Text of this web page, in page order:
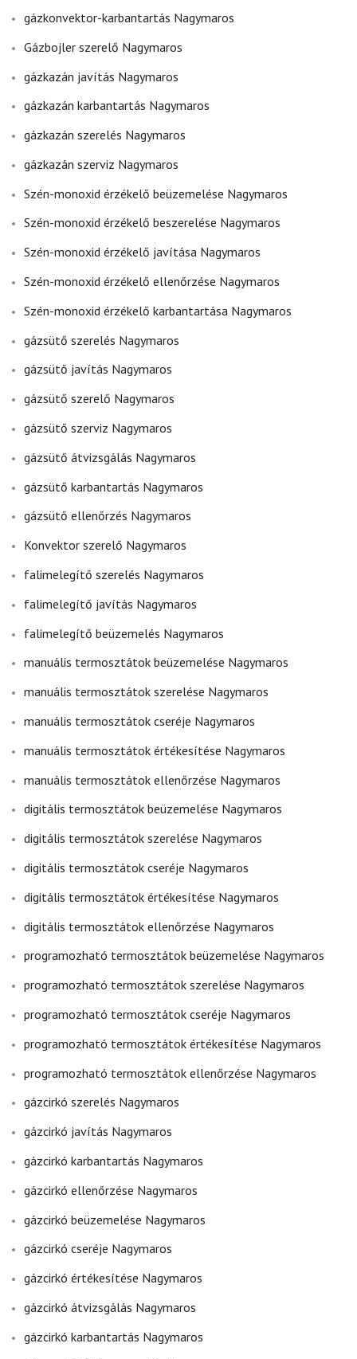
gázkonvektor-karbantartás Nagymaros
Gázbojler szerelő Nagymaros
gázkazán javítás Nagymaros
gázkazán karbantartás Nagymaros
gázkazán szerelés Nagymaros
gázkazán szerviz Nagymaros
Szén-monoxid érzékelő beüzemelése Nagymaros
Szén-monoxid érzékelő beszerelése Nagymaros
Szén-monoxid érzékelő javítása Nagymaros
Szén-monoxid érzékelő ellenőrzése Nagymaros
Szén-monoxid érzékelő karbantartása Nagymaros
gázsütő szerelés Nagymaros
gázsütő javítás Nagymaros
gázsütő szerelő Nagymaros
gázsütő szerviz Nagymaros
gázsütő átvizsgálás Nagymaros
gázsütő karbantartás Nagymaros
gázsütő ellenőrzés Nagymaros
Konvektor szerelő Nagymaros
falimelegítő szerelés Nagymaros
falimelegítő javítás Nagymaros
falimelegítő beüzemelés Nagymaros
manuális termosztátok beüzemelése Nagymaros
manuális termosztátok szerelése Nagymaros
manuális termosztátok cseréje Nagymaros
manuális termosztátok értékesítése Nagymaros
manuális termosztátok ellenőrzése Nagymaros
digitális termosztátok beüzemelése Nagymaros
digitális termosztátok szerelése Nagymaros
digitális termosztátok cseréje Nagymaros
digitális termosztátok értékesítése Nagymaros
digitális termosztátok ellenőrzése Nagymaros
programozható termosztátok beüzemelése Nagymaros
programozható termosztátok szerelése Nagymaros
programozható termosztátok cseréje Nagymaros
programozható termosztátok értékesítése Nagymaros
programozható termosztátok ellenőrzése Nagymaros
gázcirkó szerelés Nagymaros
gázcirkó javítás Nagymaros
gázcirkó karbantartás Nagymaros
gázcirkó ellenőrzése Nagymaros
gázcirkó beüzemelése Nagymaros
gázcirkó cseréje Nagymaros
gázcirkó értékesítése Nagymaros
gázcirkó átvizsgálás Nagymaros
gázcirkó karbantartás Nagymaros